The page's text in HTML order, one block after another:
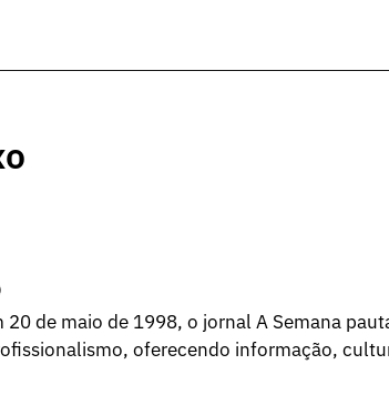
20 de maio de 1998, o jornal A Semana
oferecendo informação,